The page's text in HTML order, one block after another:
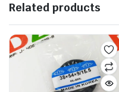
Related products